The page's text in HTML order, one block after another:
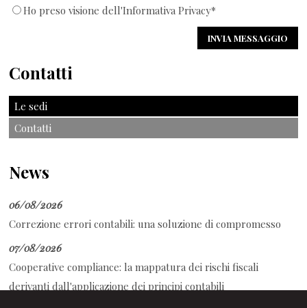
Ho preso visione dell'Informativa Privacy*
Contatti
Le sedi
Contatti
News
06/08/2026
Correzione errori contabili: una soluzione di compromesso
07/08/2026
Cooperative compliance: la mappatura dei rischi fiscali
derivanti dall'applicazione dei principi contabili